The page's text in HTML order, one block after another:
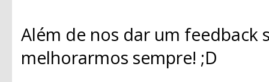
Além de nos dar um
melhorarmos sempre! ;D